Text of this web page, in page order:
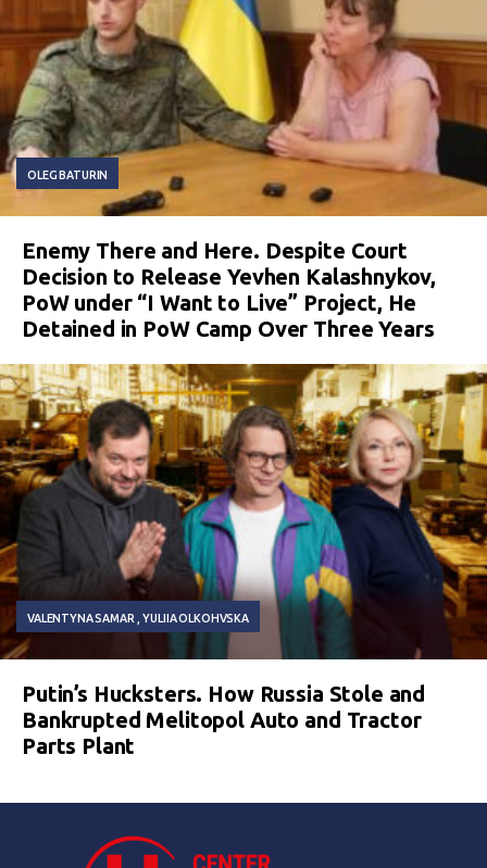
OLEG BATURIN
Enemy There and Here. Despite Court
Decision to Release Yevhen Kalashnykov,
PoW under “I Want to Live” Project, He
Detained in PoW Camp Over Three Years
VALENTYNA SAMAR YULIIA OLKOHVSKA
Putin’s Hucksters. How Russia Stole and
Bankrupted Melitopol Auto and Tractor
Parts Plant